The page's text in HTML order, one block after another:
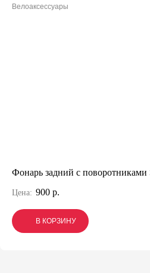
Велоаксессуары
Фонарь задний с
Цена: 900 р.
В КОРЗИНУ
В КОРЗИНУ
В КОРЗИНУ